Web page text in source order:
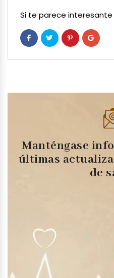
Si te parece
Manténgase
últimas
de